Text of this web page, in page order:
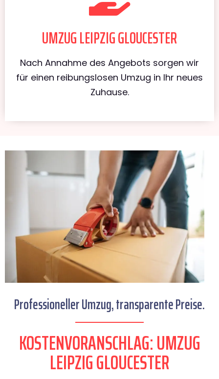
UMZUG LEIPZIG GLOUCESTER
Nach Annahme des Angebots sorgen wir
für einen reibungslosen Umzug in Ihr neues
Zuhause.
Professioneller Umzug, transparente Preise.
KOSTENVORANSCHLAG: UMZUG
LEIPZIG GLOUCESTER